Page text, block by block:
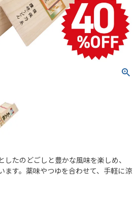
たのどごしと豊かな風味を楽しめ、
ます。薬味やつゆを合わせて、手軽に涼